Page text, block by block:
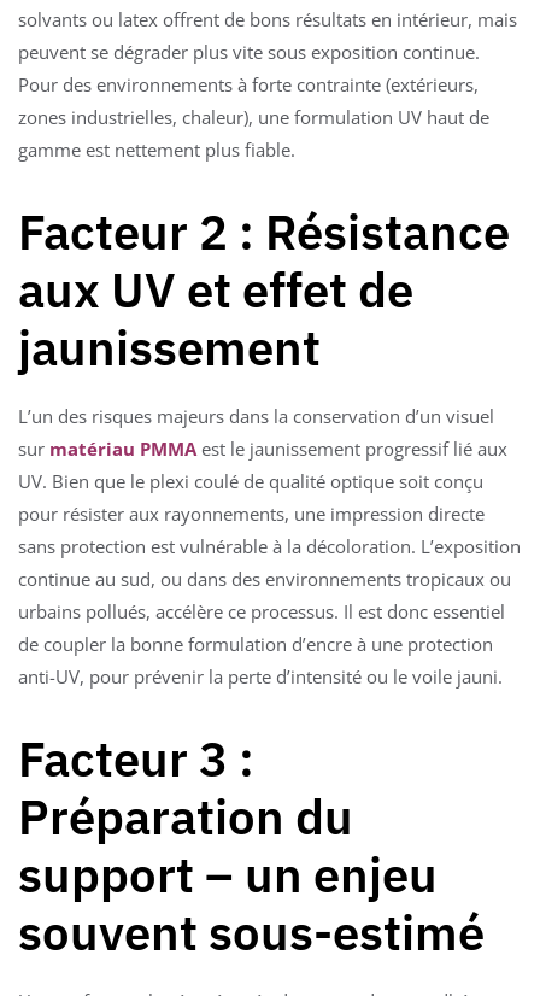
solvants ou latex offrent de bons résultats en intérieur, mais
peuvent se dégrader plus vite sous exposition continue.
Pour des environnements à forte contrainte (extérieurs,
zones industrielles, chaleur), une formulation UV haut de
gamme est nettement plus fiable.
Facteur 2 : Résistance
aux UV et effet de
jaunissement
L’un des risques majeurs dans la conservation d’un visuel
sur matériau PMMAest le jaunissement progressif lié aux
UV. Bien que le plexi coulé de qualité optique soit conçu
pour résister aux rayonnements, une impression directe
sans protection est vulnérable à la décoloration. L’exposition
continue au sud, ou dans des environnements tropicaux ou
urbains pollués, accélère ce processus. Il est donc essentiel
de coupler la bonne formulation d’encre à une protection
anti-UV, pour prévenir la perte d’intensité ou le voile jauni.
Facteur 3 :
Préparation du
support – un enjeu
souvent sous-estimé